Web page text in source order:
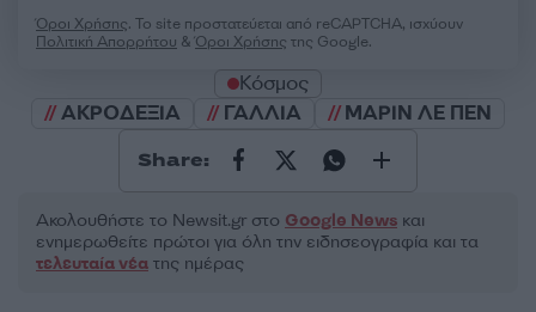
Όροι Χρήσης. Το site προστατεύεται από reCAPTCHA, ισχύουν
Πολιτική Απορρήτου &Όροι Χρήσης της Google.
Κόσμος
ΑΚΡΟΔΕΞΙΑ
ΓΑΛΛΙΑ ΜΑΡΙΝ ΛΕ ΠΕΝ
Share:
Ακολουθήστε το Νewsit.gr στο Google News και
ενημερωθείτε πρώτοι για όλη την ειδησεογραφία και τα
τελευταία νέα της ημέρας